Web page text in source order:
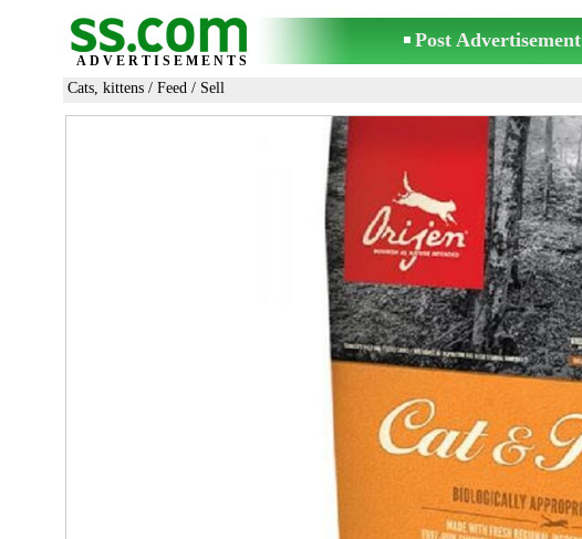
ADVERTISEMENTS
Post Advertisement
Cats, kittens / Feed / Sell